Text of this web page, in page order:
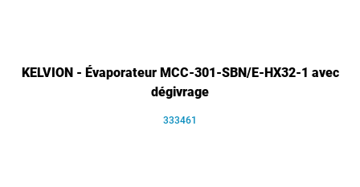
KELVION - Évaporateur MCC-301-SBN/E-HX32-1 avec
dégivrage
333461